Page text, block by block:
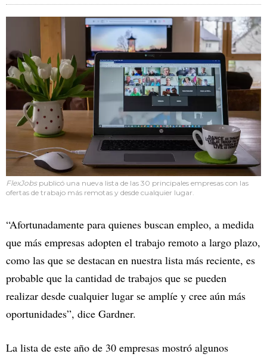
FlexJobs publicó una nueva lista de las 30 principales empresas con las
ofertas de trabajo más remotas y desde cualquier lugar.
“Afortunadamente para quienes buscan empleo, a medida
que más empresas adopten el trabajo remoto a largo plazo,
como las que se destacan en nuestra lista más reciente, es
probable que la cantidad de trabajos que se pueden
realizar desde cualquier lugar se amplíe y cree aún más
oportunidades”, dice Gardner.
La lista de este año de 30 empresas mostró algunos